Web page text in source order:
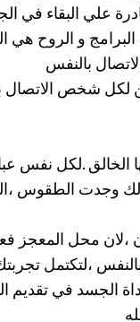
علي البقاء في
و الروح هي
بالنفس
لكل شخص الاتصال
الخالق .لكل نفس
وجدت الطقوس
،لان محل المعجز
،لتكتمل
الجسد في تقديم